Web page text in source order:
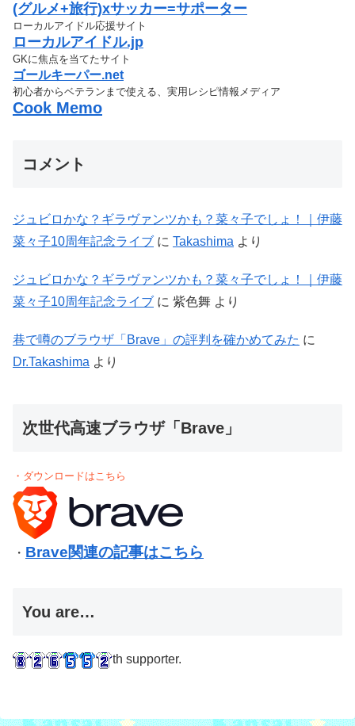
(グルメ+旅行)xサッカー=サポーター
ローカルアイドル応援サイト
ローカルアイドル.jp
GKに焦点を当てたサイト
ゴールキーパー.net
初心者からベテランまで使える、実用レシピ情報メディア
Cook Memo
コメント
ジュビロかな？ギラヴァンツかも？菜々子でしょ！｜伊藤
菜々子10周年記念ライブ に Takashima より
ジュビロかな？ギラヴァンツかも？菜々子でしょ！｜伊藤
菜々子10周年記念ライブ に 紫色舞 より
巷で噂のブラウザ「Brave」の評判を確かめてみた に
Dr.Takashima より
次世代高速ブラウザ「Brave」
・ダウンロードはこちら
・ Brave関連の記事はこちら
You are…
th supporter.